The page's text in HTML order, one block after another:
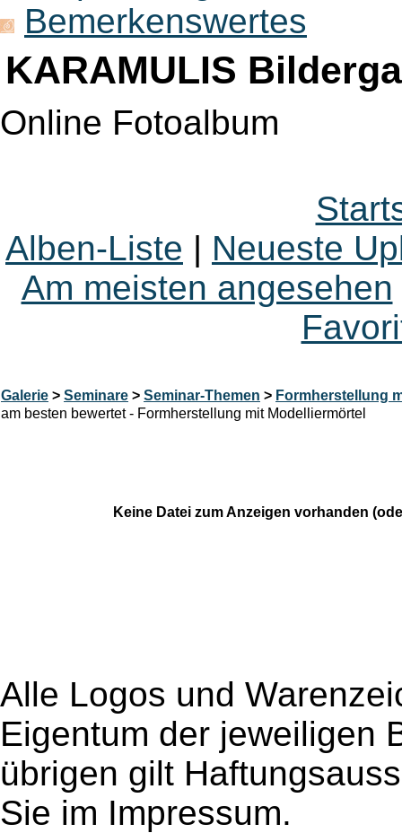
Bemerkenswertes
KARAMULIS
Online Fotoalbum
Alben-Liste | Neueste
Am meisten angesehen
Galerie > Seminare > Seminar-Themen > Formherstellung
am besten bewertet - Formherstellung mit Modelliermörtel
Keine Datei zum Anzeigen vorhanden
Alle Logos und
Eigentum der jeweiligen
übrigen gilt
Sie im Impressum.